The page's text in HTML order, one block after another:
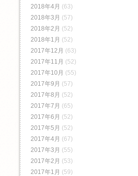
2018年4月 (63)
2018年3月 (57)
2018年2月 (52)
2018年1月 (52)
2017年12月 (63)
2017年11月 (52)
2017年10月 (55)
2017年9月 (57)
2017年8月 (52)
2017年7月 (65)
2017年6月 (52)
2017年5月 (52)
2017年4月 (67)
2017年3月 (55)
2017年2月 (53)
2017年1月 (59)